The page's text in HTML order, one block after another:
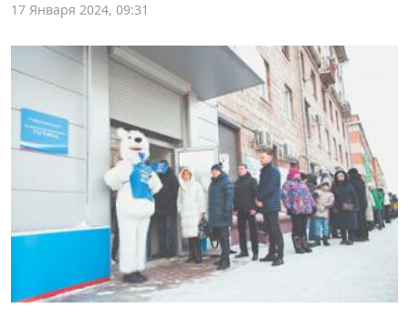
17 Января 2024, 09:31